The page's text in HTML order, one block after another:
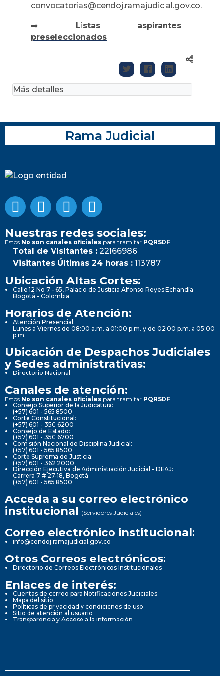
convocatorias@cendoj.ramajudicial.gov.co.
➡️ Listas aspirantes
preseleccionados
Más detalles
Rama Judicial
Nuestras redes sociales:
Estos No son canales oficiales para tramitar PQRSDF
Total de Visitantes : 22166986
Visitantes Últimas 24 horas : 113787
Ubicación Altas Cortes:
Calle 12 No 7 - 65, Palacio de Justicia Alfonso Reyes Echandía
Bogotá - Colombia
Horarios de Atención:
Atención Presencial:
Lunes a Viernes de 08:00 a.m. a 01:00 p.m. y de 02:00 p.m. a 05:00
p.m.
Ubicación de Despachos Judiciales
y Sedes administrativas:
Directorio Nacional
Canales de atención:
Estos No son canales oficiales para tramitar PQRSDF
Consejo Superior de la Judicatura:
(+57) 601 - 565 8500
Corte Constitucional:
(+57) 601 - 350 6200
Consejo de Estado:
(+57) 601 - 350 6700
Comisión Nacional de Disciplina Judicial:
(+57) 601 - 565 8500
Corte Suprema de Justicia:
(+57) 601 - 362 2000
Dirección Ejecutiva de Administración Judicial - DEAJ:
Carrera 7 # 27-18, Bogotá
(+57) 601 - 565 8500
Acceda a su correo electrónico
institucional (Servidores Judiciales)
Correo electrónico institucional:
info@cendoj.ramajudicial.gov.co
Otros Correos electrónicos:
Directorio de Correos Electrónicos Institucionales
Enlaces de interés:
Cuentas de correo para Notificaciones Judiciales
Mapa del sitio
Políticas de privacidad y condiciones de uso
Sitio de atención al usuario
Transparencia y Acceso a la información